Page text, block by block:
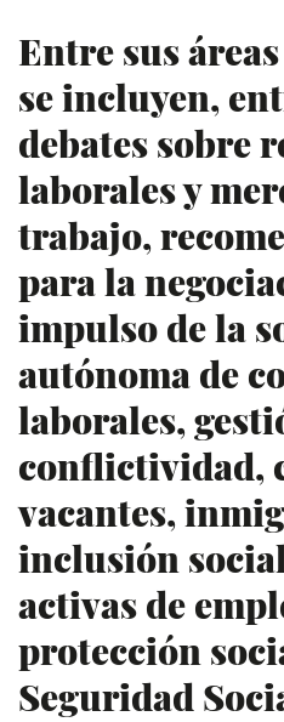
Entre sus
se incluyen,
debates sobre
laborales y
trabajo,
para la
impulso de la
autónoma de
laborales,
conflictividad,
vacantes,
inclusión
activas de
protección
Seguridad